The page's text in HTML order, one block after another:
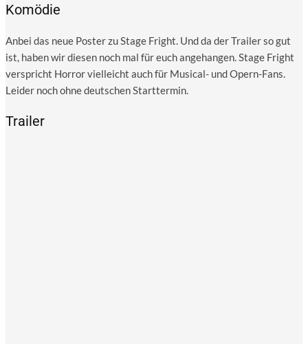
Komödie
Anbei das neue Pos­ter zu Stage Fright. Und da der Trai­ler so gut
ist, haben wir die­sen noch mal für euch ange­han­gen. Stage Fright
ver­spricht Hor­ror viel­leicht auch für Musi­cal- und Opern-Fans.
Lei­der noch ohne deut­schen Starttermin.
Trailer